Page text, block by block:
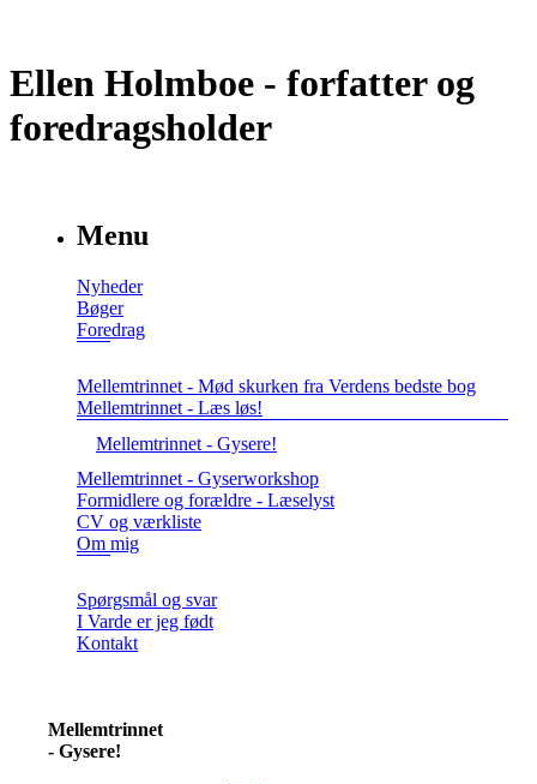
Ellen Holmboe - forfatter og
foredragsholder
Menu
Nyheder
Bøger
Foredrag
Mellemtrinnet - Mød skurken fra Verdens bedste bog
Mellemtrinnet - Læs løs!
Mellemtrinnet - Gysere!
Mellemtrinnet - Gyserworkshop
Formidlere og forældre - Læselyst
CV og værkliste
Om mig
Spørgsmål og svar
I Varde er jeg født
Kontakt
Mellemtrinnet
- Gysere!